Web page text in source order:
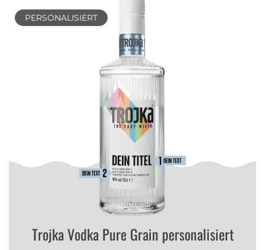
PERSONALISIERT
Trojka Vodka Pure Grain personalisiert